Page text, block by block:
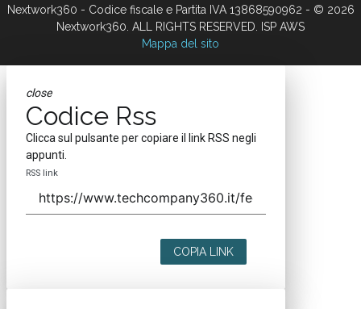
Nextwork360 - Codice fiscale e Partita IVA 13868590962 - © 2026
Nextwork360. ALL RIGHTS RESERVED. ISP AWS
Mappa del sito
close
Codice Rss
Clicca sul pulsante per copiare il link RSS negli
appunti.
RSS link
COPIA LINK